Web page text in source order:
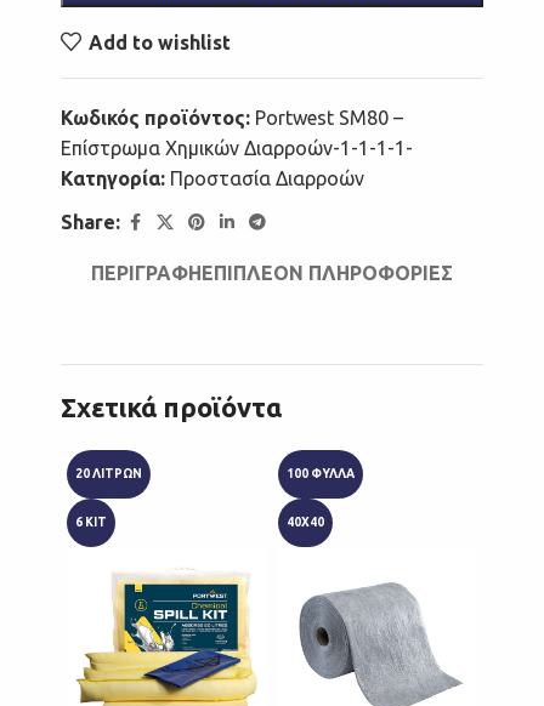
Add to wishlist
Κωδικός προϊόντος: Portwest SM80 –
Επίστρωμα Χημικών Διαρροών-1-1-1-1-
Κατηγορία: Προστασία Διαρροών
Share:
ΠΕΡΙΓΡΑΦΉΕΠΙΠΛΈΟΝ ΠΛΗΡΟΦΟΡΊΕΣ
Σχετικά προϊόντα
20 ΛΙΤΡΩΝ
6 ΚΙΤ
100 ΦΥΛΛΑ
40Χ40